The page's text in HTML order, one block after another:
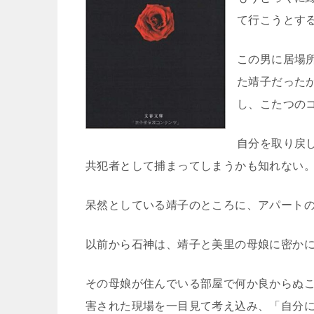
て行こうとす
この男に居場
た靖子だった
し、こたつの
自分を取り戻
共犯者として捕まってしまうかも知れない
呆然としている靖子のところに、アパート
以前から石神は、靖子と美里の母娘に密か
その母娘が住んでいる部屋で何か良からぬ
害された現場を一目見て考え込み、「自分